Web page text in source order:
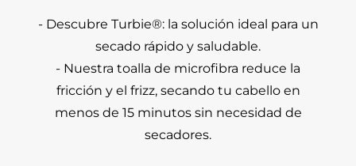
- Descubre Turbie®: la solución ideal para un
secado rápido y saludable.
- Nuestra toalla de microfibra reduce la
fricción y el frizz, secando tu cabello en
menos de 15 minutos sin necesidad de
secadores.